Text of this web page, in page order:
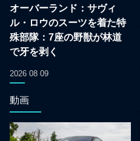
オーバーランド：サヴィ
ル・ロウのスーツを着た特
殊部隊：7座の野獣が林道
で牙を剥く
2026 08 09
動画